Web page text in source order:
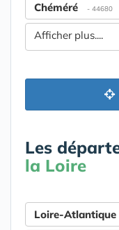
Chéméré - 44680
Afficher plus....
Les
la Loire
Loire-Atlantique